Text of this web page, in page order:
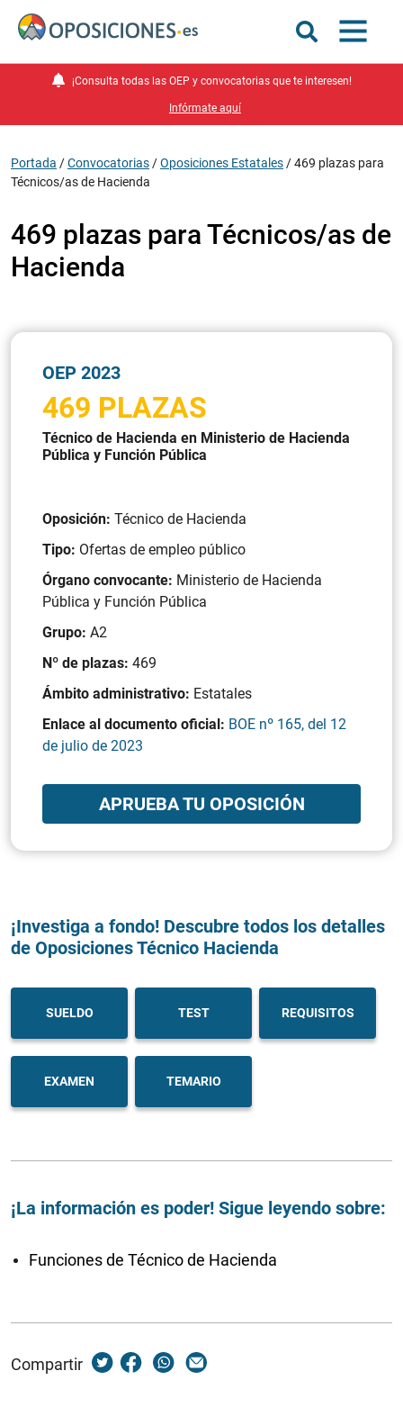
¡Consulta todas las OEP y convocatorias que te interesen!
Infórmate aquí
Portada /Convocatorias /Oposiciones Estatales /469 plazas para
Técnicos/as de Hacienda
469 plazas para Técnicos/as de
Hacienda
OEP 2023
469 PLAZAS
Técnico de Hacienda en Ministerio de Hacienda
Pública y Función Pública
Oposición: Técnico de Hacienda
Tipo: Ofertas de empleo público
Órgano convocante: Ministerio de Hacienda
Pública y Función Pública
Grupo: A2
Nº de plazas: 469
Ámbito administrativo: Estatales
Enlace al documento oficial: BOE nº 165, del 12
de julio de 2023
APRUEBA TU OPOSICIÓN
¡Investiga a fondo! Descubre todos los detalles
de Oposiciones Técnico Hacienda
SUELDO TEST REQUISITOS
EXAMEN TEMARIO
¡La información es poder! Sigue leyendo sobre:
Funciones de Técnico de Hacienda
Compartir